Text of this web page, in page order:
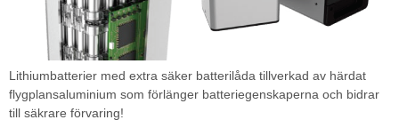
Lithiumbatterier med extra säker batterilåda tillverkad av härdat
flygplansaluminium som förlänger batteriegenskaperna och bidrar
till säkrare förvaring!